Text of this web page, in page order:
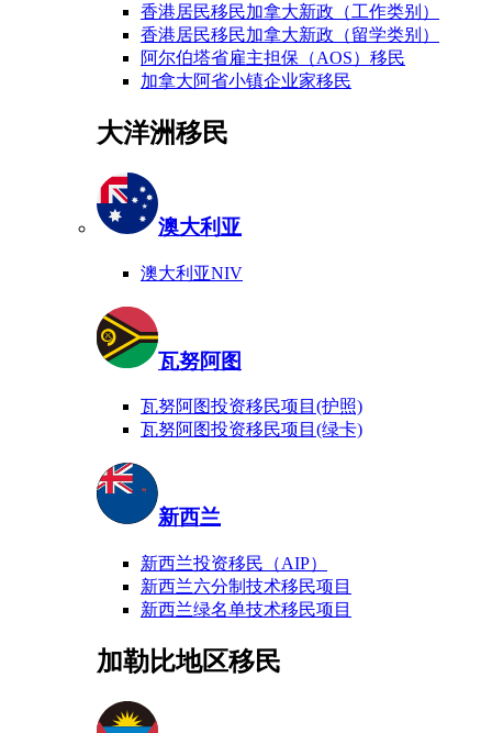
香港居民移民加拿大新政（工作类别）
香港居民移民加拿大新政（留学类别）
阿尔伯塔省雇主担保（AOS）移民
加拿大阿省小镇企业家移民
大洋洲移民
澳大利亚
澳大利亚NIV
瓦努阿图
瓦努阿图投资移民项目(护照)
瓦努阿图投资移民项目(绿卡)
新西兰
新西兰投资移民（AIP）
新西兰六分制技术移民项目
新西兰绿名单技术移民项目
加勒比地区移民